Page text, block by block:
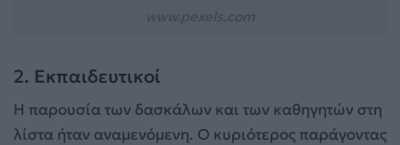
2. Εκπαιδευτικοί
Η παρουσία των δασκάλων και των καθηγητών στη
λίστα ήταν αναμενόμενη. Ο κυριότερος παράγοντας